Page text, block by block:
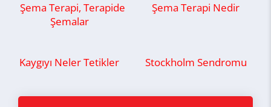
Şema Terapi, Terapide
Şemalar
Şema Terapi Nedir
Kaygıyı Neler Tetikler Stockholm Sendromu